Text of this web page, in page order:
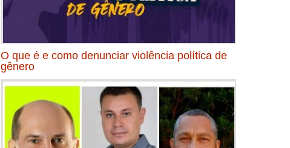
O que é e como denunciar violência política de
gênero